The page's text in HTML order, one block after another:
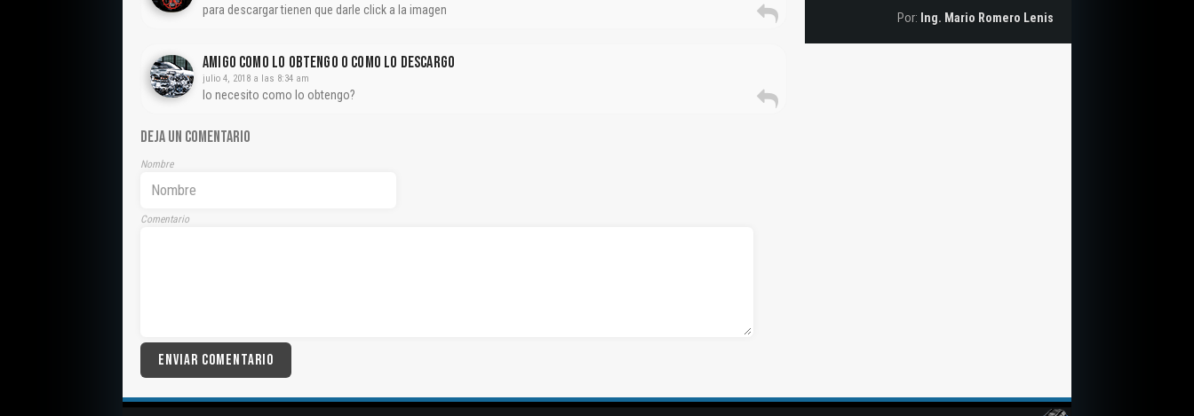
para descargar tienen que darle click a la imagen
Amigo Como Lo Obtengo O Como Lo Descargo
julio 4, 2018 a las 8:34 am
lo necesito como lo obtengo?
DEJA UN COMENTARIO
Nombre
Comentario
Por: Ing. Mario Romero Lenis